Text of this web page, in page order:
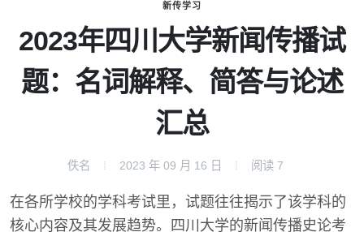
新传学习
2023年四川大学新闻传播试
题：名词解释、简答与论述
汇总
佚名 2023 年 09 月 16 日 阅读 7
在各所学校的学科考试里，试题往往揭示了该学科的
核心内容及其发展趋势。四川大学的新闻传播史论考